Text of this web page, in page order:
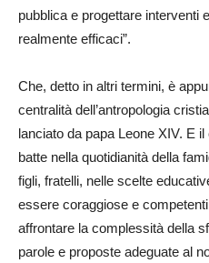
pubblica e progettare interventi
realmente efficaci”.
Che, detto in altri termini, è
centralità dell’antropologia
lanciato da papa Leone XIV. E
batte nella quotidianità della
figli, fratelli, nelle scelte
essere coraggiose e
affrontare la complessità della
parole e proposte adeguate al